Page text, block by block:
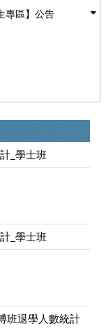
專區】公告
_學士班
_學士班
班退學人數統計